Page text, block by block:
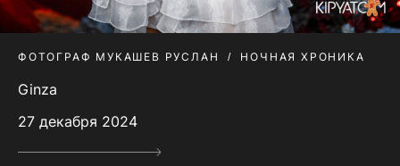
ФОТОГРАФ МУКАШЕВ РУСЛАН НОЧНАЯ ХРОНИКА
Ginza
27 декабря 2024